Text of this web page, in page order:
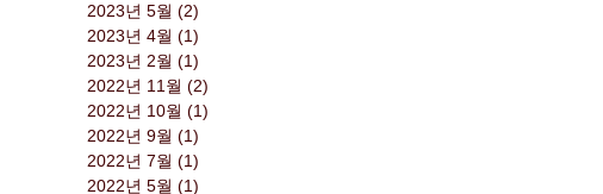
2023년 5월 (2)
2023년 4월 (1)
2023년 2월 (1)
2022년 11월 (2)
2022년 10월 (1)
2022년 9월 (1)
2022년 7월 (1)
2022년 5월 (1)